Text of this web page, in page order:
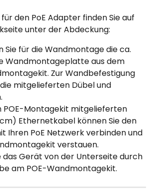
den PoE Adapter finden Sie auf
unter der Abdeckung:
Sie für die Wandmontage die ca.
Wandmontageplatte aus dem
Zur Wandbefestigung
mitgelieferten Dübel und
POE-Montagekit mitgelieferten
Ethernetkabel können Sie den
Ihren PoE Netzwerk verbinden und
verstauen.
das Gerät von der Unterseite durch
am POE-Wandmontagekit.